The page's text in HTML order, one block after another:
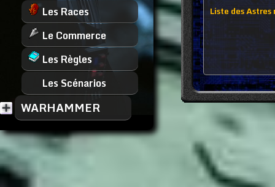
Les Races
Le Commerce
Les Règles
Les Scénarios
WARHAMMER
Liste des